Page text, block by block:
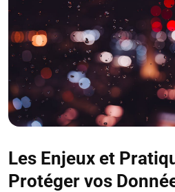
Les Enjeux et
Protéger vos